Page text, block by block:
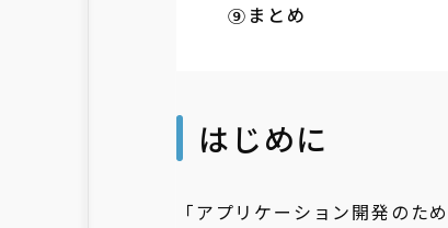
まとめ
はじめに
「アプリケーション開発のた